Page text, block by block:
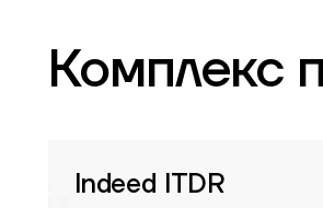
Комплекс
Indeed ITDR